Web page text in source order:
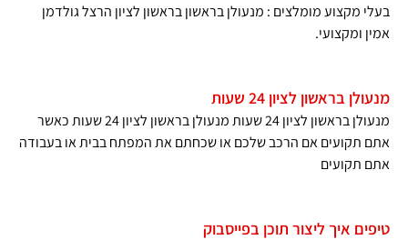
בעלי מקצוע מומלצים : מנעולן בראשון בראשון לציון הרצל גולדמן
אמין ומקצועי.
מנעולן בראשון לציון 24 שעות
מנעולן בראשון לציון 24 שעות מנעולן בראשון לציון 24 שעות כאשר
אתם תקועים אם הרכב שלכם או שכחתם את המפתח בבית או בעבודה
אתם תקועים
טיפים איך ליצור תוכן בפייסבוק